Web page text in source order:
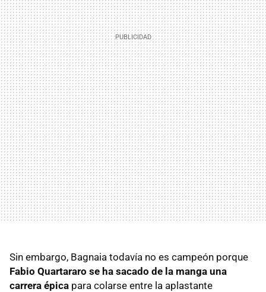
Sin embargo, Bagnaia todavía no es campeón porque
Fabio Quartararo se ha sacado de la manga una
carrera épica para colarse entre la aplastante